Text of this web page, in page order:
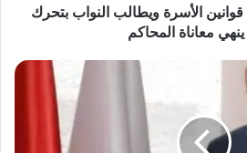
الأسرة ويطالب النواب بتحرك
معاناة المحاكم